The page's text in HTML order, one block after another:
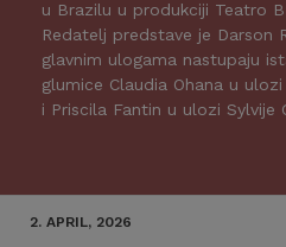
u Brazilu u produkciji Teatro
Redatelj predstave je Darson
glavnim ulogama nastupaju
glumice Claudia Ohana u
i Priscila Fantin u ulozi Sylvije
2. APRIL, 2026